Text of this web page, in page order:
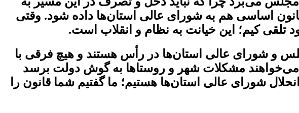
قانون اساسی هم به شورای عالی استان‌ها داده شود. وقتی
کیم؛ این خیانت به نظام و انقلاب است.
و شورای عالی استان‌ها در رأس هستند و هیچ فرقی با
می‌خواهند مشکلات شهر و روستاها به گوش دولت برسد
شورای عالی استان‌ها هستیم؛ ما گفتیم شما قانون را